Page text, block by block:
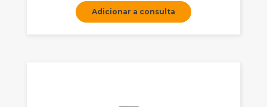
Adicionar a consulta